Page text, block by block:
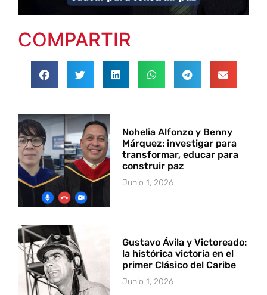
COMPARTIR
Nohelia Alfonzo y Benny
Márquez: investigar para
transformar, educar para
construir paz
Junio 1, 2026
Gustavo Ávila y Victoreado:
la histórica victoria en el
primer Clásico del Caribe
Junio 1, 2026